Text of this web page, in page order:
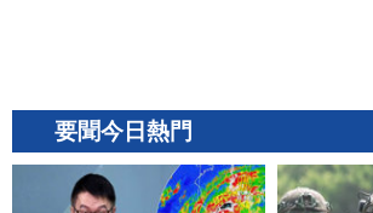
要聞今日熱門